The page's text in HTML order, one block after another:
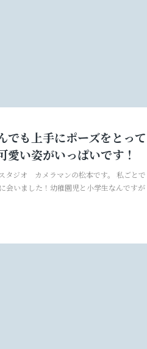
でも上手にポーズをとって
愛い姿がいっぱいです！
タジオ カメラマンの松本です。 私ごとで
会いました！幼稚園児と小学生なんですが